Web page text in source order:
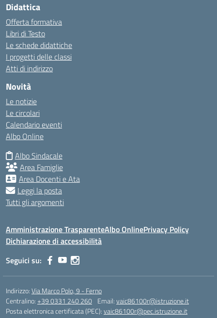
Didattica
Offerta formativa
Libri di Testo
Le schede didattiche
I progetti delle classi
Atti di indirizzo
Novità
Le notizie
Le circolari
Calendario eventi
Albo Online
Albo Sindacale
Area Famiglie
Area Docenti e Ata
Leggi la posta
Tutti gli argomenti
Amministrazione TrasparenteAlbo OnlinePrivacy Policy
Dichiarazione di accessibilità
Seguici su:
Indirizzo:Via Marco Polo, 9 - Ferno
Centralino:+39 0331 240 260 Email:vaic86100r@istruzione.it
Posta elettronica certificata (PEC):vaic86100r@pec.istruzione.it